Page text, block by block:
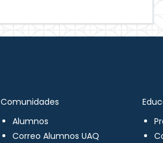
Comunidades
Alumnos
Correo Alumnos UAQ